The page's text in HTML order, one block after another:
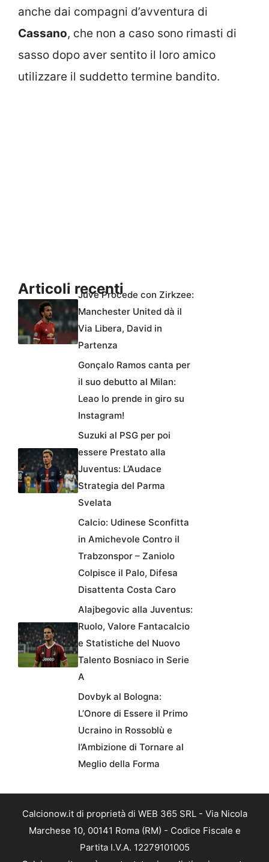
anche dai compagni d’avventura di
Cassano, che non a caso sono rimasti di
sasso dopo aver sentito il loro amico
utilizzare il suddetto termine bandito.
Articoli recentiJuve Procede con Zirkzee:
Manchester United dà il
Via Libera, David in
Partenza
Gonçalo Ramos canta per
il suo debutto al Milan:
Leao lo prende in giro su
Instagram!
Suzuki al PSG per poi
essere Prestato alla
Juventus: L’Audace
Strategia del Parma
Svelata
Calcio: Udinese Sconfitta
in Amichevole Contro il
Trabzonspor – Zaniolo
Colpisce il Palo, Difesa
Disattenta Costa Caro
Alajbegovic alla Juventus:
Ruolo, Valore Fantacalcio
e Statistiche del Nuovo
Talento Bosniaco in Serie
A
Dovbyk al Bologna:
L’Onore di Essere il Primo
Ucraino in Rossoblù e
l’Ambizione di Tornare al
Meglio della Forma
Calcionow.it di proprietà di WEB 365 SRL - Via Nicola
Marchese 10, 00141 Roma (RM) - Codice Fiscale e
Partita I.V.A. 12279101005